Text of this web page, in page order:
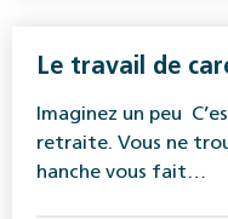
Le travail de
Imaginez un peu
retraite. Vous ne
hanche vous fait…